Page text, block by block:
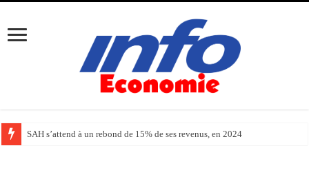
Le déficit courant se réduit à 163 MDT, à fin février 2024